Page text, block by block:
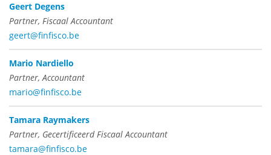
Geert Degens
Partner, Fiscaal Accountant
geert@finfisco.be
Mario Nardiello
Partner, Accountant
mario@finfisco.be
Tamara Raymakers
Partner, Gecertificeerd Fiscaal Accountant
tamara@finfisco.be